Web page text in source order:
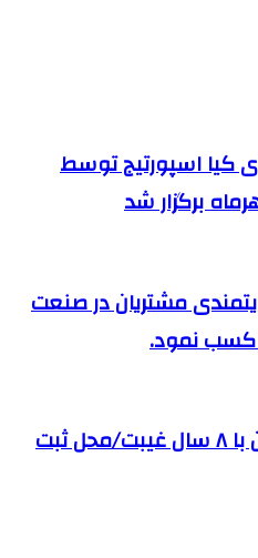
کیا اسپورتیج توسط
برگزار شد
مشتریان در صنعت
کسب نمود.
طرح انصار ویژه سربازان با ۸ سال غیبت/محل ثبت